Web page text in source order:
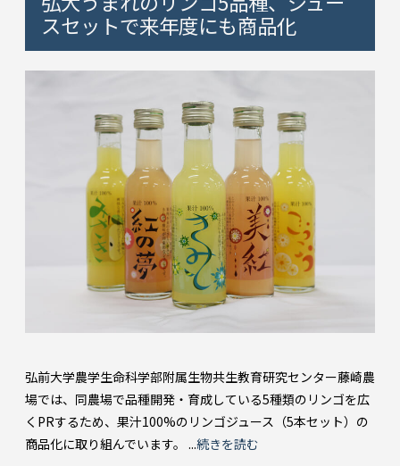
スセットで来年度にも商品化
弘前大学農学生命科学部附属生物共生教育研究センター藤崎農
場では、同農場で品種開発・育成している5種類のリンゴを広
くPRするため、果汁100%のリンゴジュース（5本セット）の
商品化に取り組んでいます。 ...続きを読む